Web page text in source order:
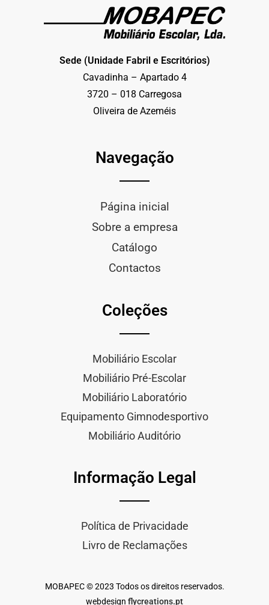
Sede (Unidade Fabril e Escritórios)
Cavadinha – Apartado 4
3720 – 018 Carregosa
Oliveira de Azeméis
Navegação
Página inicial
Sobre a empresa
Catálogo
Contactos
Coleções
Mobiliário Escolar
Mobiliário Pré-Escolar
Mobiliário Laboratório
Equipamento Gimnodesportivo
Mobiliário Auditório
Informação Legal
Política de Privacidade
Livro de Reclamações
MOBAPEC © 2023 Todos os direitos reservados.
webdesign flycreations.pt